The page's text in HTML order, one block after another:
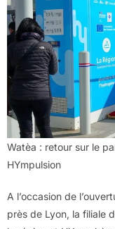
Watèa : retour sur le
HYmpulsion
A l’occasion de
près de Lyon, la filiale